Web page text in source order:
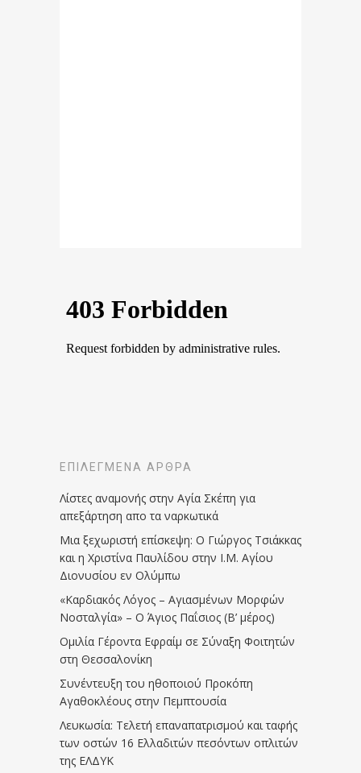
ΕΠΙΛΕΓΜΈΝΑ ΆΡΘΡΑ
Λίστες αναμονής στην Αγία Σκέπη για
απεξάρτηση απο τα ναρκωτικά
Μια ξεχωριστή επίσκεψη: Ο Γιώργος Τσιάκκας
και η Χριστίνα Παυλίδου στην Ι.Μ. Αγίου
Διονυσίου εν Ολύμπω
«Καρδιακός Λόγος – Αγιασμένων Μορφών
Νοσταλγία» – Ο Άγιος Παΐσιος (Β’ μέρος)
Ομιλία Γέροντα Εφραίμ σε Σύναξη Φοιτητών
στη Θεσσαλονίκη
Συνέντευξη του ηθοποιού Προκόπη
Αγαθοκλέους στην Πεμπτουσία
Λευκωσία: Τελετή επαναπατρισμού και ταφής
των οστών 16 Ελλαδιτών πεσόντων οπλιτών
της ΕΛΔΥΚ